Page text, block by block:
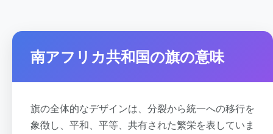
南アフリカ共和国の旗の意味
旗の全体的なデザインは、分裂から統一への移行を
象徴し、平和、平等、共有された繁栄を表していま